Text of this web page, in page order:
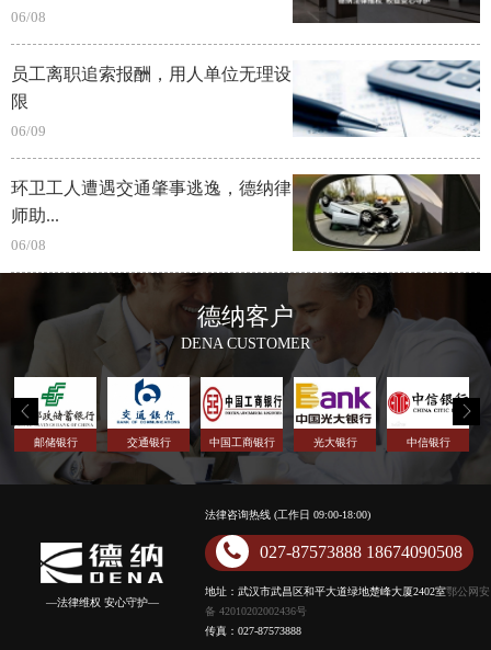
06/08
员工离职追索报酬，用人单位无理设
限
06/09
环卫工人遭遇交通肇事逃逸，德纳律
师助...
06/08
德纳客户
DENA CUSTOMER
邮储银行 交通银行 中国工商银行 光大银行 中信银行
—法律维权 安心守护—
法律咨询热线 (工作日 09:00-18:00)
027-87573888 18674090508
地址：武汉市武昌区和平大道绿地楚峰大厦2402室鄂公网安
备 42010202002436号
传真：027-87573888